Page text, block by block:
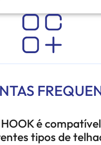
é compatível
tipos de